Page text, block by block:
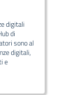
digitali
di
sono al
digitali,
e